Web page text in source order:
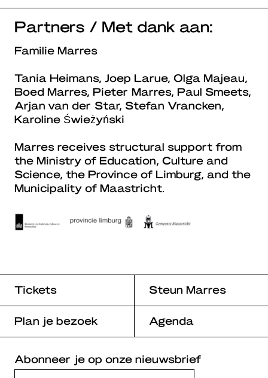
Partners / Met dank aan:
Familie Marres
Tania Heimans, Joep Larue, Olga Majeau,
Boed Marres, Pieter Marres, Paul Smeets,
Arjan van der Star, Stefan Vrancken,
Karoline Świeżyński
Marres receives structural support from
the Ministry of Education, Culture and
Science, the Province of Limburg, and the
Municipality of Maastricht.
Tickets Steun Marres
Plan je bezoek Agenda
Abonneer je op onze nieuwsbrief